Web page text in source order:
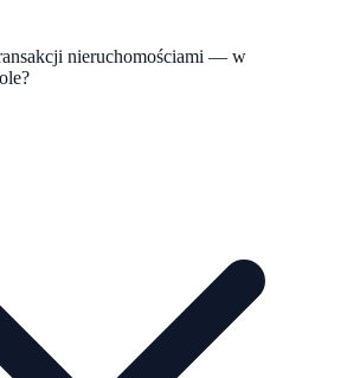
nieruchomościami — w